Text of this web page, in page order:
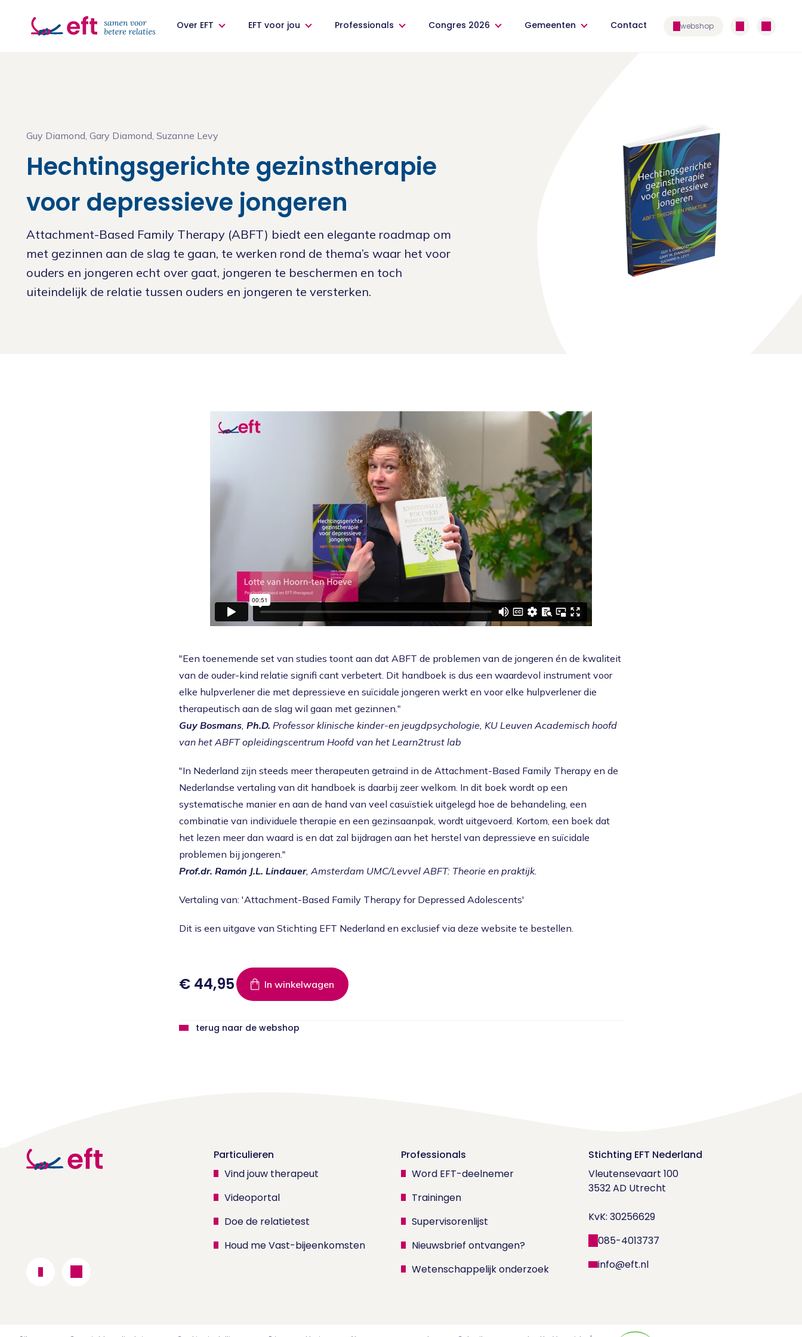
Over EFT
Relatietherapie
Gezinstherapie
Individuele therapie
EFM
Nieuws
EFT voor jou
EFT voor jou
Vind jouw EFT-therapeut
Doe de relatietest!
Relatiecursus 'Houd me Vast'
Oudercursus 'Houd me Vast / Laat me Los'
Professionals
EFT voor professionals
Mediation voor professionals
Trainingen
Word deelnemer van de EFT Community
Congres 2026
Programma
Gemeenten
EFT voor gemeenten
Contact webshop
Guy Diamond, Gary Diamond, Suzanne Levy
Hechtingsgerichte gezinstherapie
voor depressieve jongeren
Attachment-Based Family Therapy (ABFT) biedt een elegante roadmap om
met gezinnen aan de slag te gaan, te werken rond de thema’s waar het voor
ouders en jongeren echt over gaat, jongeren te beschermen en toch
uiteindelijk de relatie tussen ouders en jongeren te versterken.
"Een toenemende set van studies toont aan dat ABFT de problemen van de jongeren én de kwaliteit
van de ouder-kind relatie signifi cant verbetert. Dit handboek is dus een waardevol instrument voor
elke hulpverlener die met depressieve en suïcidale jongeren werkt en voor elke hulpverlener die
therapeutisch aan de slag wil gaan met gezinnen."
Guy Bosmans, Ph.D. Professor klinische kinder-en jeugdpsychologie, KU Leuven Academisch hoofd
van het ABFT opleidingscentrum Hoofd van het Learn2trust lab
"In Nederland zijn steeds meer therapeuten getraind in de Attachment-Based Family Therapy en de
Nederlandse vertaling van dit handboek is daarbij zeer welkom. In dit boek wordt op een
systematische manier en aan de hand van veel casuïstiek uitgelegd hoe de behandeling, een
combinatie van individuele therapie en een gezinsaanpak, wordt uitgevoerd. Kortom, een boek dat
het lezen meer dan waard is en dat zal bijdragen aan het herstel van depressieve en suïcidale
problemen bij jongeren."
Prof.dr. Ramón J.L. Lindauer, Amsterdam UMC/Levvel ABFT: Theorie en praktijk.
Vertaling van: 'Attachment-Based Family Therapy for Depressed Adolescents'
Dit is een uitgave van Stichting EFT Nederland en exclusief via deze website te bestellen.
€ 44,95
terug naar de webshop
Particulieren
Vind jouw therapeut
Videoportal
Doe de relatietest
Houd me Vast-bijeenkomsten
Professionals
Word EFT-deelnemer
Trainingen
Supervisorenlijst
Nieuwsbrief ontvangen?
Wetenschappelijk onderzoek
Stichting EFT Nederland
Vleutensevaart 100
3532 AD Utrecht
KvK: 30256629
085-4013737
info@eft.nl